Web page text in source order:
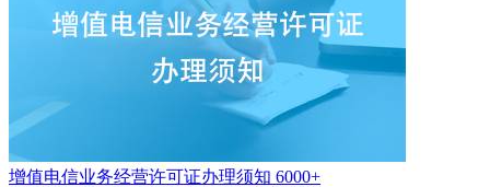
增值电信业务经营许可证办理须知 6000+